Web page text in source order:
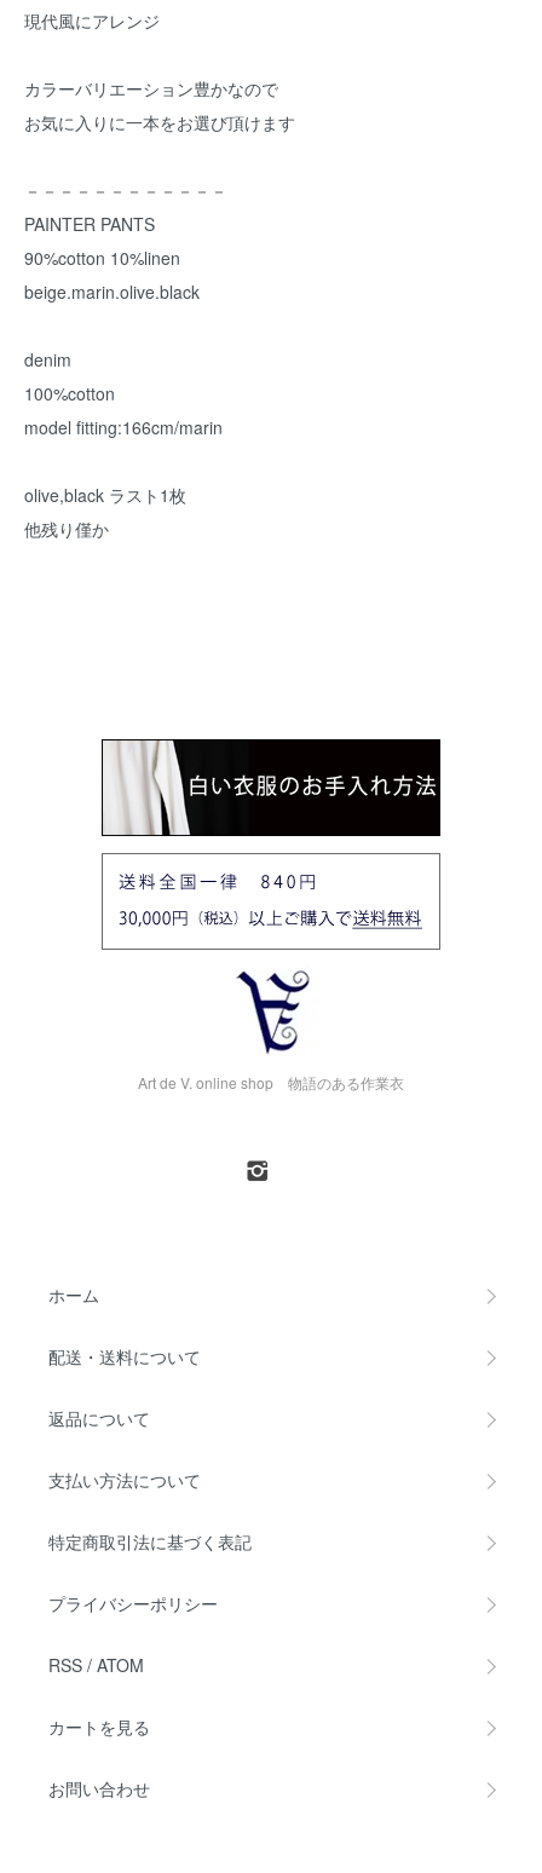
現代風にアレンジ
カラーバリエーション豊かなので
お気に入りに一本をお選び頂けます
－－－－－－－－－－－－
PAINTER PANTS
90%cotton 10%linen
beige.marin.olive.black
denim
100%cotton
model fitting:166cm/marin
olive,black ラスト1枚
他残り僅か
Art de V. online shop 物語のある作業衣
ホーム
配送・送料について
返品について
支払い方法について
特定商取引法に基づく表記
プライバシーポリシー
RSS / ATOM
カートを見る
お問い合わせ